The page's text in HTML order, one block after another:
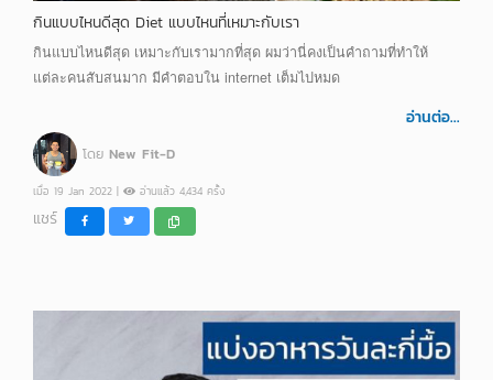
กินแบบไหนดีสุด Diet แบบไหนที่เหมาะกับเรา
กินแบบไหนดีสุด เหมาะกับเรามากที่สุด ผมว่านี่คงเป็นคำถามที่ทำให้
แต่ละคนสับสนมาก มีคำตอบใน internet เต็มไปหมด
อ่านต่อ...
โดย New Fit-D
เมื่อ 19 Jan 2022 | อ่านแล้ว 4,434 ครั้ง
แชร์